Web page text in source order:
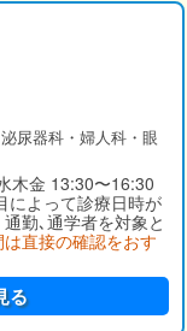
尿器科・婦人科・眼
木金 13:30〜16:30
よって診療日時が
勤､通学者を対象と
直接の確認をおす
る